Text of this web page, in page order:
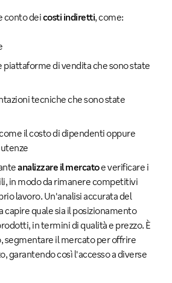
conto deicosti indiretti, come:
piattaforme di vendita che sono state
tecniche che sono state
il costo di dipendenti oppure
analizzare il mercatoe verificare i
in modo da rimanere competitivi
lavoro. Un'analisi accurata del
capire quale sia il posizionamento
in termini di qualità e prezzo. È
segmentare il mercato per offrire
garantendo così l'accesso a diverse